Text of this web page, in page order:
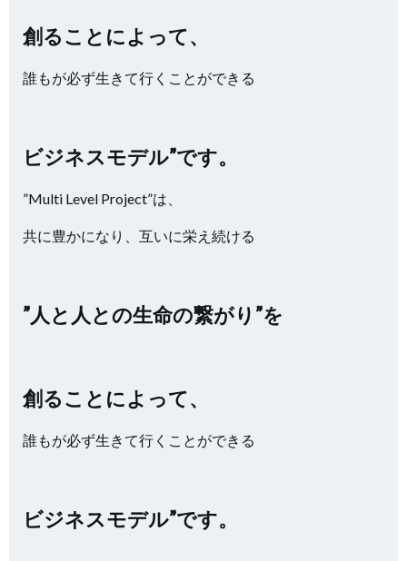
創ることによって、
誰もが必ず生きて行くことができる
ビジネスモデル”です。
”Multi Level Project”は、
共に豊かになり、互いに栄え続ける
”人と人との生命の繋がり”を
創ることによって、
誰もが必ず生きて行くことができる
ビジネスモデル”です。